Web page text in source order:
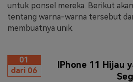
untuk ponsel mereka. Berikut
tentang warna-warna tersebut
membuatnya unik.
01
dari 06
IPhone 11 Hijau